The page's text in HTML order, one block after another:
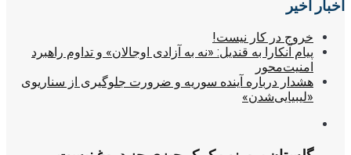
اخبار اخیر
خروج در کار نیست!
پیام آنکارا به قندیل: «نه به آزادی اوجالان» و تداوم راهبرد
امنیت‌محور
هشدار درباره آینده سوریه و ضرورت جلوگیری از سناریوی
«لیبیایی‌شدن»